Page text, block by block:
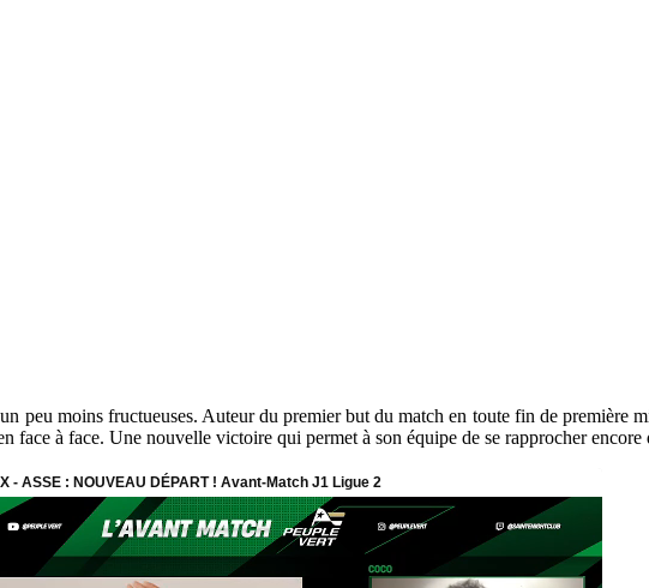
peu moins fructueuses. Auteur du premier but du match en toute fin de première
face à face. Une nouvelle victoire qui permet à son équipe de se rapprocher